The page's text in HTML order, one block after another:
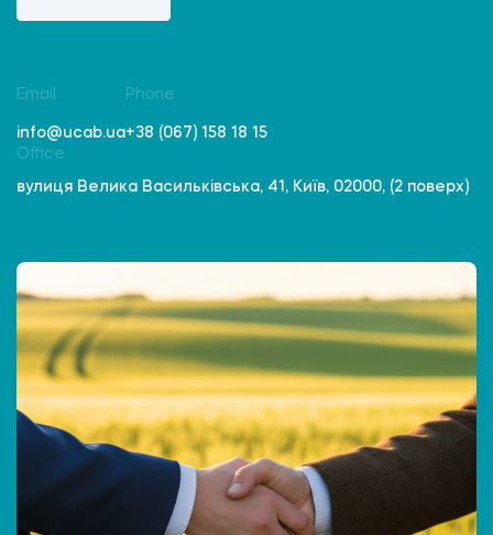
Email
info@ucab.ua
Phone
+38 (067) 158 18 15
Office
вулиця Велика Васильківська, 41, Київ, 02000, (2 поверх)